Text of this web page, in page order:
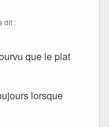
dit :
que le plat
lorsque